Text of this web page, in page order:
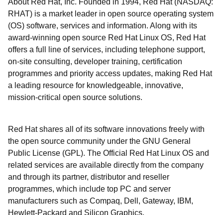
About Red Hat, Inc. Founded in 1994, Red Hat (NASDAQ:
RHAT) is a market leader in open source operating system
(OS) software, services and information. Along with its
award-winning open source Red Hat Linux OS, Red Hat
offers a full line of services, including telephone support,
on-site consulting, developer training, certification
programmes and priority access updates, making Red Hat
a leading resource for knowledgeable, innovative,
mission-critical open source solutions.
Red Hat shares all of its software innovations freely with
the open source community under the GNU General
Public License (GPL). The Official Red Hat Linux OS and
related services are available directly from the company
and through its partner, distributor and reseller
programmes, which include top PC and server
manufacturers such as Compaq, Dell, Gateway, IBM,
Hewlett-Packard and Silicon Graphics.